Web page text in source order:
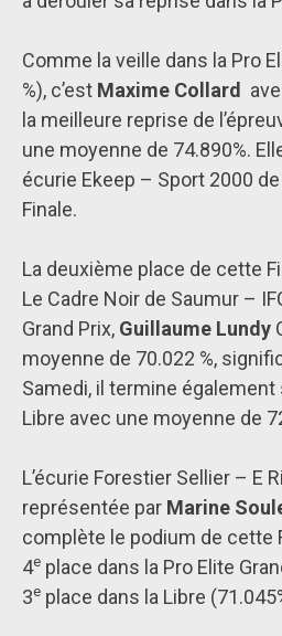
Comme la veille dans la Pro
%), c’est Maxime Collard
la meilleure reprise de
une moyenne de 74.890%.
écurie Ekeep – Sport 2000
Finale.
La deuxième place de cette
Le Cadre Noir de Saumur –
Grand Prix, Guillaume Lundy
moyenne de 70.022 %,
Samedi, il termine également
Libre avec une moyenne de
L’écurie Forestier Sellier – E
représentée par Marine
complète le podium de cette
4e place dans la Pro Elite
3e place dans la Libre